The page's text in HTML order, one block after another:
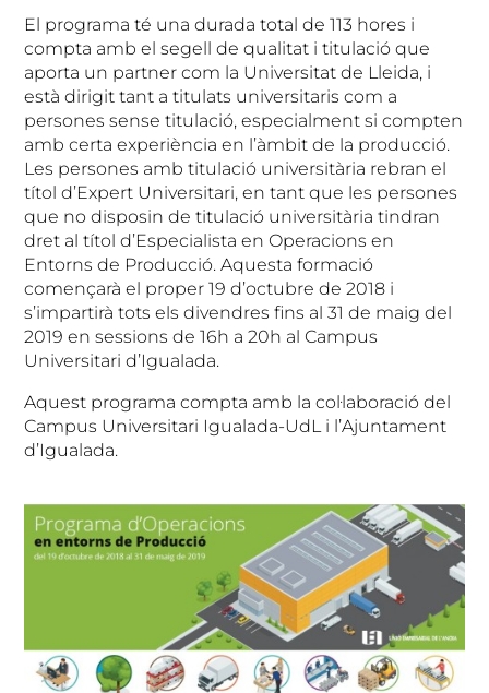
El programa té una durada total de 113 hores i
compta amb el segell de qualitat i titulació que
aporta un partner com la Universitat de Lleida, i
està dirigit tant a titulats universitaris com a
persones sense titulació, especialment si compten
amb certa experiència en l’àmbit de la producció.
Les persones amb titulació universitària rebran el
títol d’Expert Universitari, en tant que les persones
que no disposin de titulació universitària tindran
dret al títol d’Especialista en Operacions en
Entorns de Producció. Aquesta formació
començarà el proper 19 d’octubre de 2018 i
s’impartirà tots els divendres fins al 31 de maig del
2019 en sessions de 16h a 20h al Campus
Universitari d’Igualada.
Aquest programa compta amb la col·laboració del
Campus Universitari Igualada-UdL i l’Ajuntament
d’Igualada.